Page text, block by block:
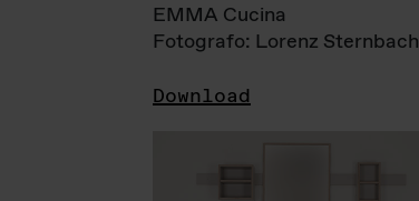
EMMA Cucina
Fotografo: Lorenz Sternbach
Download